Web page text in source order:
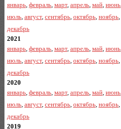
январь, февраль, март, апрель, май, июнь,
июль, август, сентябрь, октябрь, ноябрь,
декабрь
2021
январь, февраль, март, апрель, май, июнь,
июль, август, сентябрь, октябрь, ноябрь,
декабрь
2020
январь, февраль, март, апрель, май, июнь,
июль, август, сентябрь, октябрь, ноябрь,
декабрь
2019